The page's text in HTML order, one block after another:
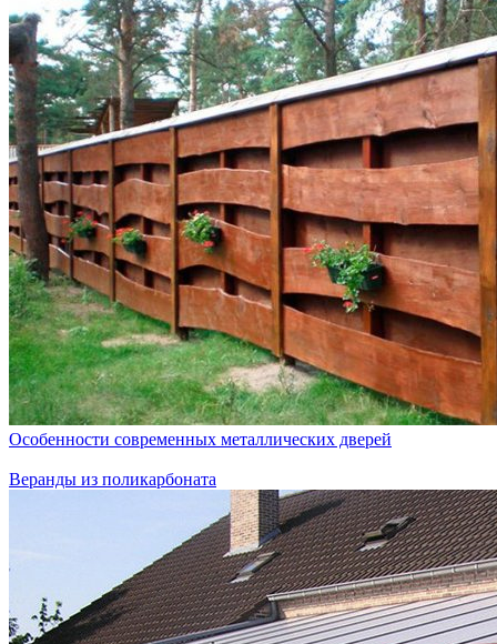
Особенности современных металлических дверей
Веранды из поликарбоната